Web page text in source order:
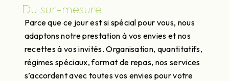
Du sur-mesure
Parce que ce jour est si spécial pour vous, nous
adaptons notre prestation à vos envies et nos
recettes à vos invités. Organisation, quantitatifs,
régimes spéciaux, format de repas, nos services
s’accordent avec toutes vos envies pour votre